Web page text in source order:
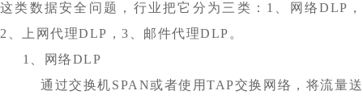
这类数据安全问题，行业把它分为三类：1、网络DLP，
2、上网代理DLP，3、邮件代理DLP。
1、网络DLP
通过交换机SPAN或者使用TAP交换网络，将流量送